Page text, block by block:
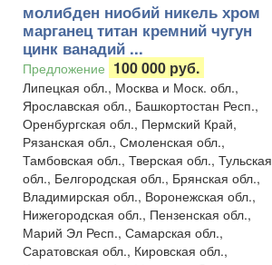
молибден ниобий никель хром
марганец титан кремний чугун
цинк ванадий ...
Предложение 100 000 руб.
Липецкая обл., Москва и Моск. обл.,
Ярославская обл., Башкортостан Респ.,
Оренбургская обл., Пермский Край,
Рязанская обл., Смоленская обл.,
Тамбовская обл., Тверская обл., Тульская
обл., Белгородская обл., Брянская обл.,
Владимирская обл., Воронежская обл.,
Нижегородская обл., Пензенская обл.,
Марий Эл Респ., Самарская обл.,
Саратовская обл., Кировская обл.,